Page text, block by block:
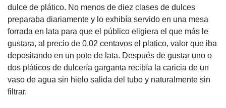
dulce de plático. No menos de diez clases de dulces
preparaba diariamente y lo exhibía servido en una mesa
forrada en lata para que el público eligiera el que más le
gustara, al precio de 0.02 centavos el platico, valor que iba
depositando en un pote de lata. Después de gustar uno o
dos pláticos de dulcería garganta recibía la caricia de un
vaso de agua sin hielo salida del tubo y naturalmente sin
filtrar.